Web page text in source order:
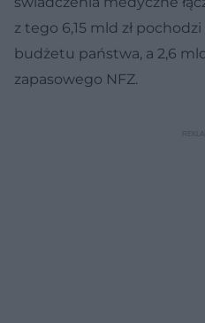
z tego 6,15 mld zł
budżetu państwa, a 2,6
zapasowego NFZ.